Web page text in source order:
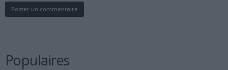
Populaires